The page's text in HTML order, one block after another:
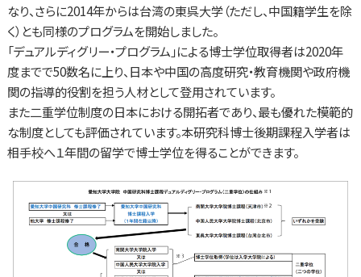
なり、さらに2014年からは台湾の東呉大学（ただし、中国籍学生を除
く）とも同様のプログラムを開始しました。
「デュアルディグリー・プログラム」による博士学位取得者は2020年
度までで50数名に上り、日本や中国の高度研究・教育機関や政府機
関の指導的役割を担う人材として登用されています。
また二重学位制度の日本における開拓者であり、最も優れた模範的
な制度としても評価されています。本研究科博士後期課程入学者は
相手校へ１年間の留学で博士学位を得ることができます。